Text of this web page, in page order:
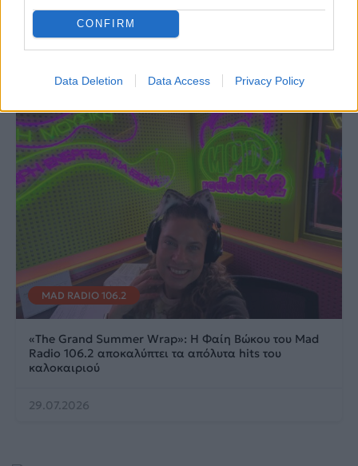
CONFIRM
Data Deletion Data Access Privacy Policy
30.07.2026
MAD RADIO 106.2
«The Grand Summer Wrap»: Η Φαίη Βώκου του Mad
Radio 106.2 αποκαλύπτει τα απόλυτα hits του
καλοκαιριού
29.07.2026